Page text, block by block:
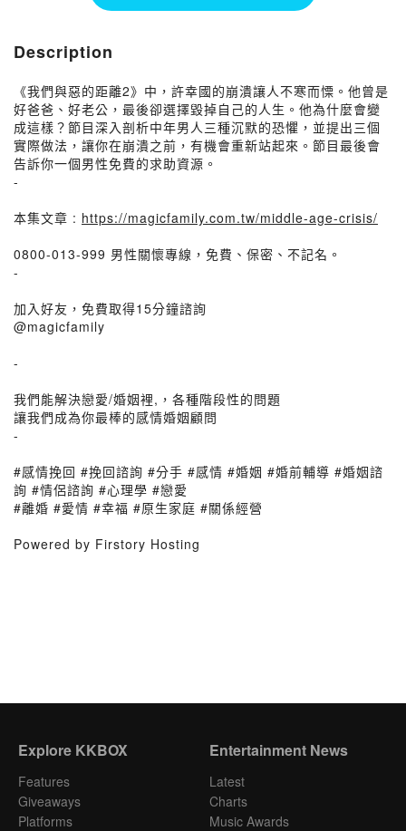
Description
《我們與惡的距離2》中，許幸國的崩潰讓人不寒而慄。他曾是
好爸爸、好老公，最後卻選擇毀掉自己的人生。他為什麼會變
成這樣？節目深入剖析中年男人三種沉默的恐懼，並提出三個
實際做法，讓你在崩潰之前，有機會重新站起來。節目最後會
告訴你一個男性免費的求助資源。
-
本集文章 : https://magicfamily.com.tw/middle-age-crisis/
0800-013-999 男性關懷專線，免費、保密、不記名。
-
加入好友，免費取得15分鐘諮詢
@magicfamily
-
我們能解決戀愛/婚姻裡,，各種階段性的問題
讓我們成為你最棒的感情婚姻顧問
-
#感情挽回 #挽回諮詢 #分手 #感情 #婚姻 #婚前輔導 #婚姻諮
詢 #情侶諮詢 #心理學 #戀愛
#離婚 #愛情 #幸福 #原生家庭 #關係經營
Powered by Firstory Hosting
Explore KKBOX
Features
Giveaways
Platforms
Entertainment News
Latest
Charts
Music Awards